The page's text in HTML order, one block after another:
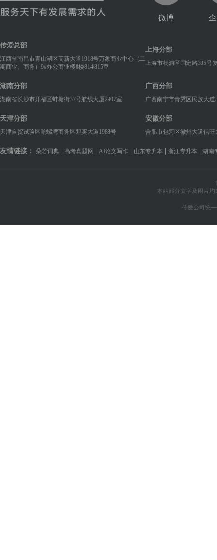
微博
传爱总部
江西省南昌市青山湖区高新大道1918号万象商业中心（二
期商业、商务）9#办公商业楼8楼814/815室
上海分部
上海市杨浦区国定路335号
湖南分部
湖南省长沙市开福区蚌塘街37号航线大厦2907室
广西分部
广西南宁市青秀区民族大
天津分部
天津自贸试验区响螺湾商务区迎宾大道1988号
安徽分部
合肥市包河区徽州大道信旺
友情链接： 朵若词典 高考真题网 AI论文写作 山东专升本 浙江专升本 湖南
本站部分文字及图片
传爱公司统一